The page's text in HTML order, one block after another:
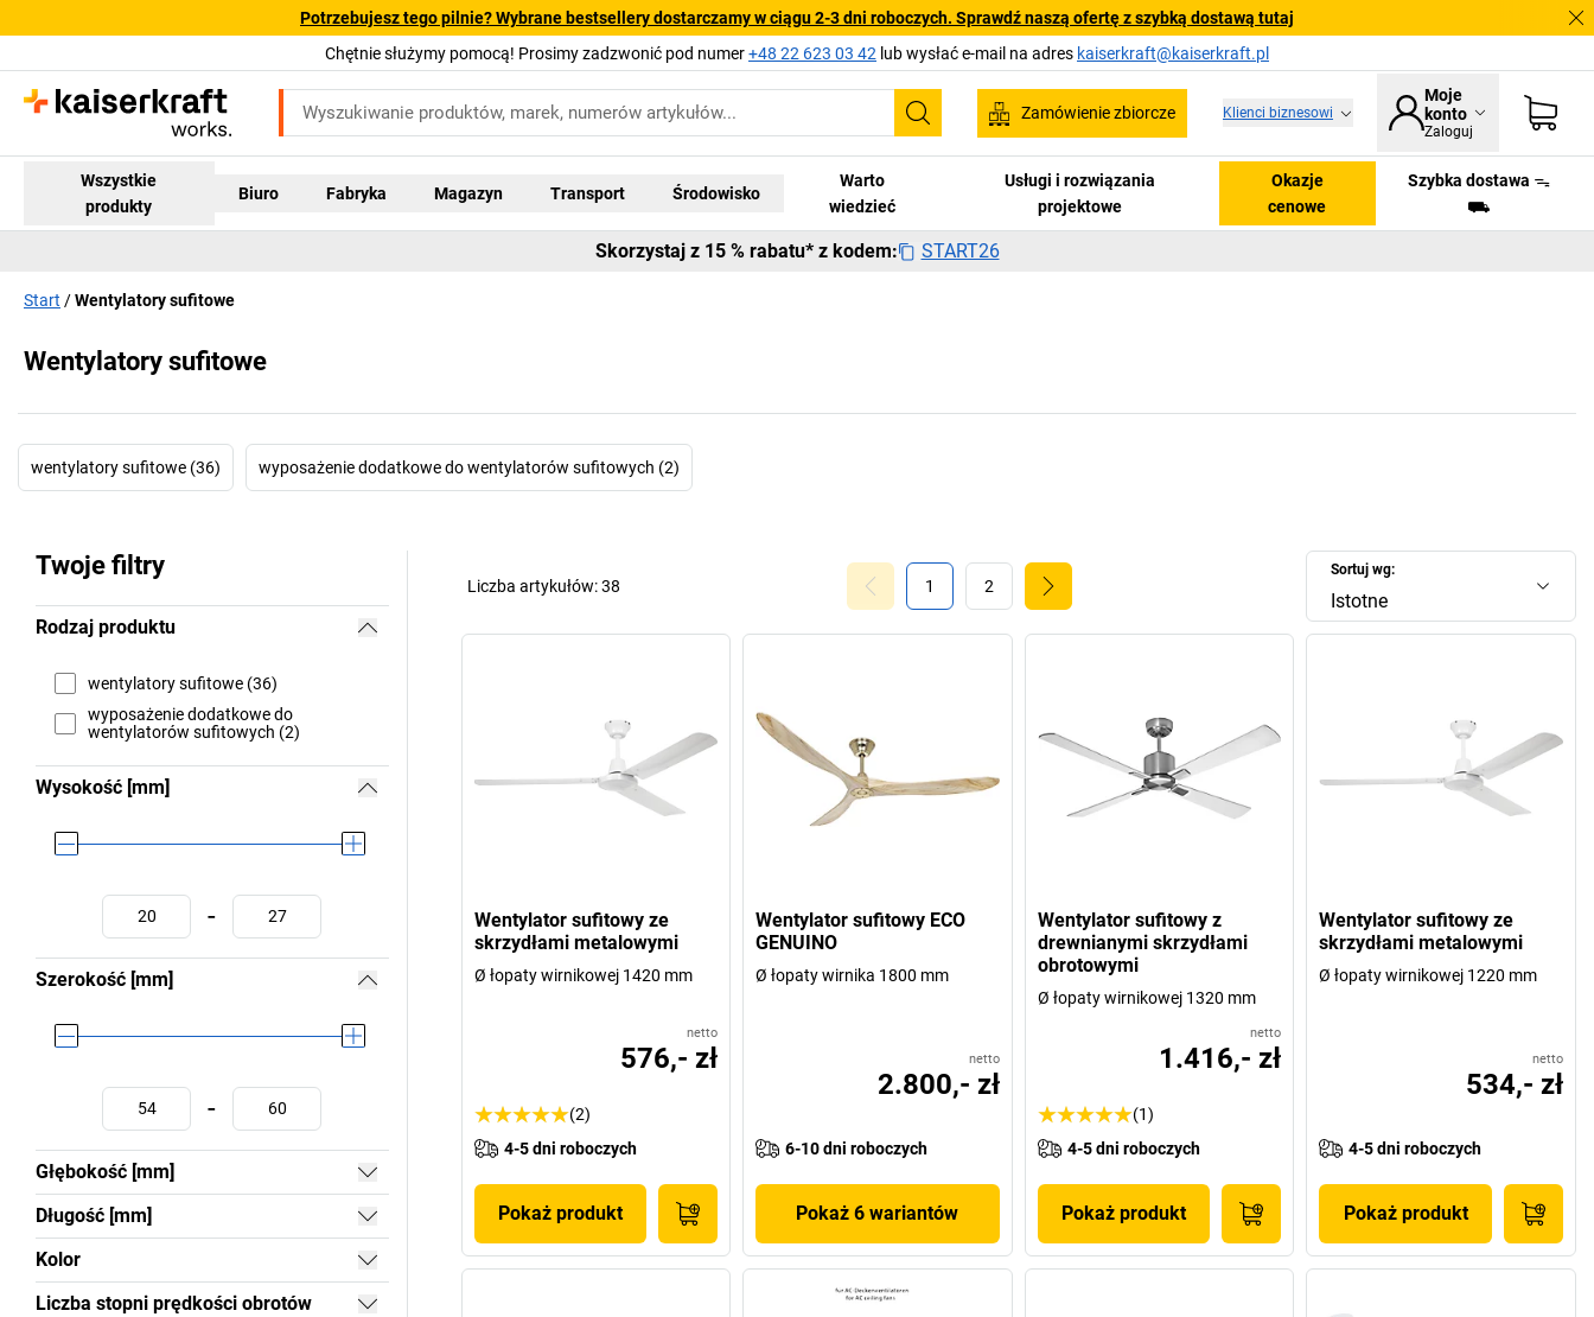
Potrzebujesz tego pilnie? Wybrane bestsellery dostarczamy w ciągu 2-3 dni roboczych. Sprawdź naszą ofertę z szybką dostawą tutaj
Chętnie służymy pomocą! Prosimy zadzwonić pod numer+48 22 623 03 42 lub wysłać e-mail na adres kaiserkraft@kaiserkraft.pl
Szukaj
Zamówienie zbiorcze Klienci biznesowi
Moje
konto
Zaloguj
Wszystkie
produkty
Biuro Fabryka Magazyn Transport Środowisko
Warto
wiedzieć
Usługi i rozwiązania
projektowe
Okazje
cenowe
Szybka dostawa ᯓ
⛟
Skorzystaj z 15 % rabatu* z kodem: START26
Start Wentylatory sufitowe
Wentylatory sufitowe
wentylatory sufitowe (36) wyposażenie dodatkowe do wentylatorów sufitowych (2)
Twoje filtry
Rodzaj produktu
wentylatory sufitowe (36)
wyposażenie dodatkowe do
wentylatorów sufitowych (2)
Wysokość [mm]
-
Szerokość [mm]
-
Głębokość [mm]
Długość [mm]
Kolor
Liczba stopni prędkości obrotów
Sortuj wg:
Istotne
1 2
Liczba artykułów:38
Wentylator sufitowy ze
skrzydłami metalowymi
Ø łopaty wirnikowej 1420 mm
netto
576,- zł
(2)
4-5 dni roboczych
Pokaż produkt
Wentylator sufitowy ECO
GENUINO
Ø łopaty wirnika 1800 mm
netto
2.800,- zł
6-10 dni roboczych
Pokaż 6 wariantów
Wentylator sufitowy z
drewnianymi skrzydłami
obrotowymi
Ø łopaty wirnikowej 1320 mm
netto
1.416,- zł
(1)
4-5 dni roboczych
Pokaż produkt
Wentylator sufitowy ze
skrzydłami metalowymi
Ø łopaty wirnikowej 1220 mm
netto
534,- zł
4-5 dni roboczych
Pokaż produkt